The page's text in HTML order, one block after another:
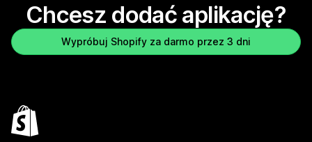
Chcesz dodać aplikację?
Wypróbuj Shopify za darmo przez 3 dni